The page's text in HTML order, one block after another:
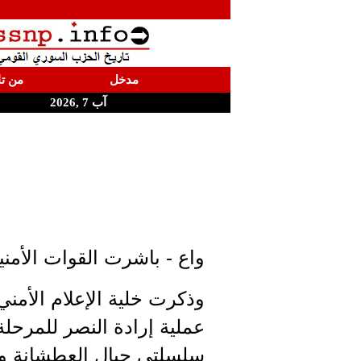
مدخل
من
آب 7 ,2026
واع - باشرت القوات
وذكرت خلية الإعلام
عملية إرادة النصر
سلسلتي جبال العطشانة